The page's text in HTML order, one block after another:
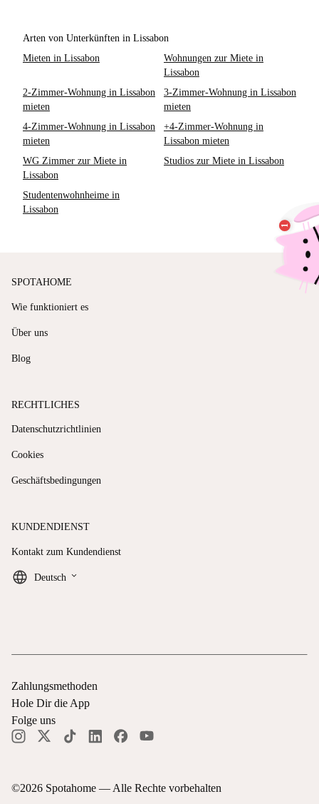
Arten von Unterkünften in Lissabon
Mieten in Lissabon
Wohnungen zur Miete in
Lissabon
2-Zimmer-Wohnung in Lissabon
mieten
3-Zimmer-Wohnung in Lissabon
mieten
4-Zimmer-Wohnung in Lissabon
mieten
+4-Zimmer-Wohnung in
Lissabon mieten
WG Zimmer zur Miete in
Lissabon
Studios zur Miete in Lissabon
Studentenwohnheime in
Lissabon
SPOTAHOME
Wie funktioniert es
Über uns
Blog
RECHTLICHES
Datenschutzrichtlinien
Cookies
Geschäftsbedingungen
KUNDENDIENST
Kontakt zum Kundendienst
Deutsch keyboard_arrow_down
©2026 Spotahome — Alle Rechte vorbehalten
Zahlungsmethoden
Hole Dir die App
Folge uns